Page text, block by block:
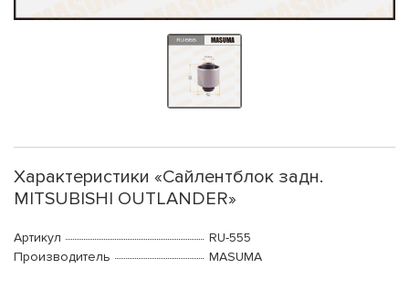
Характеристики «Сайлентблок задн.
MITSUBISHI OUTLANDER»
Артикул
RU-555
Производитель
MASUMA